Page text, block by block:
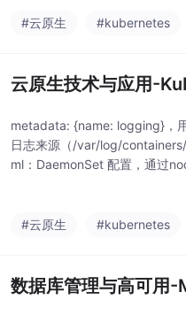
#云原生 #kubernetes
云原生技术与应用-
metadata: {name: logging}，
日志来源（/var/log/
ml：DaemonSet 配置，通过
#云原生 #kubernetes
数据库管理与高可用-